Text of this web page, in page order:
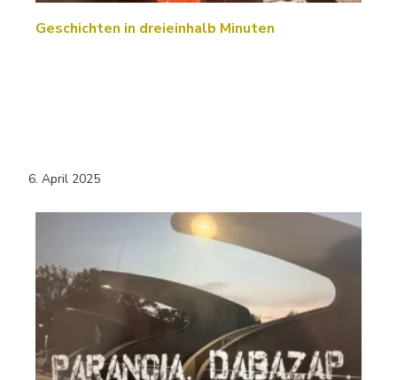
Geschichten in dreieinhalb Minuten
6. April 2025